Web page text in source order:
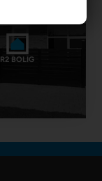
R2 BOLIG